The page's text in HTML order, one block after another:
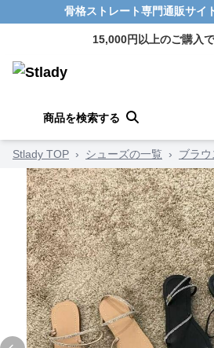
骨格ストレート専門通販サイ
15,000円以上のご購入
商品を検索する
Stlady TOP › シューズの一覧 › ブラ